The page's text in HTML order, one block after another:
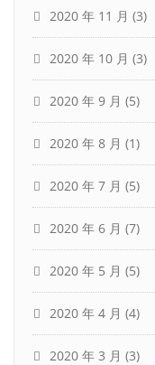
2020 年 11 月 (3)
2020 年 10 月 (3)
2020 年 9 月 (5)
2020 年 8 月 (1)
2020 年 7 月 (5)
2020 年 6 月 (7)
2020 年 5 月 (5)
2020 年 4 月 (4)
2020 年 3 月 (3)